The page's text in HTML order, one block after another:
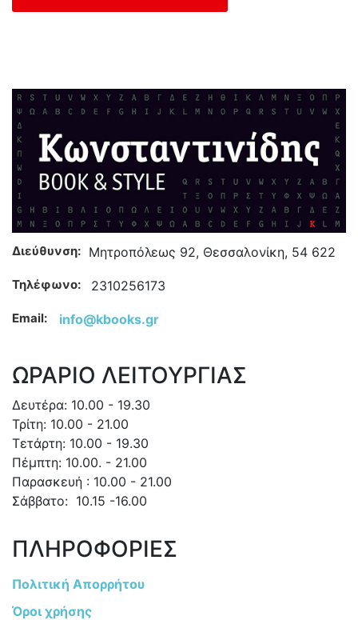
Διεύθυνση: Μητροπόλεως 92, Θεσσαλονίκη, 54 622
Τηλέφωνο: 2310256173
Email: info@kbooks.gr
ΩΡΑΡΙΟ ΛΕΙΤΟΥΡΓΙΑΣ
Δευτέρα: 10.00 - 19.30
Τρίτη: 10.00 - 21.00
Τετάρτη: 10.00 - 19.30
Πέμπτη: 10.00. - 21.00
Παρασκευή : 10.00 - 21.00
Σάββατο: 10.15 -16.00
ΠΛΗΡΟΦΟΡΙΕΣ
Πολιτική Απορρήτου
Όροι χρήσης